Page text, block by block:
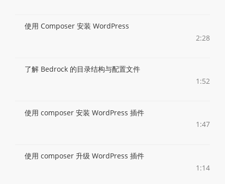
使用 Composer 安装 WordPress
2:28
了解 Bedrock 的目录结构与配置文件
1:52
使用 composer 安装 WordPress 插件
1:47
使用 composer 升级 WordPress 插件
1:14